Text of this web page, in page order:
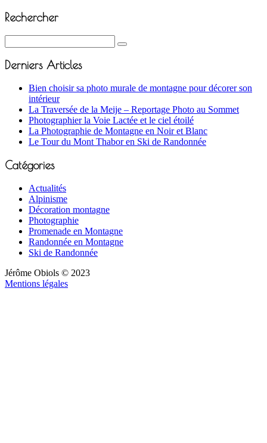
Rechercher
Derniers Articles
Bien choisir sa photo murale de montagne pour décorer son
intérieur
La Traversée de la Meije – Reportage Photo au Sommet
Photographier la Voie Lactée et le ciel étoilé
La Photographie de Montagne en Noir et Blanc
Le Tour du Mont Thabor en Ski de Randonnée
Catégories
Actualités
Alpinisme
Décoration montagne
Photographie
Promenade en Montagne
Randonnée en Montagne
Ski de Randonnée
Jérôme Obiols © 2023
Mentions légales